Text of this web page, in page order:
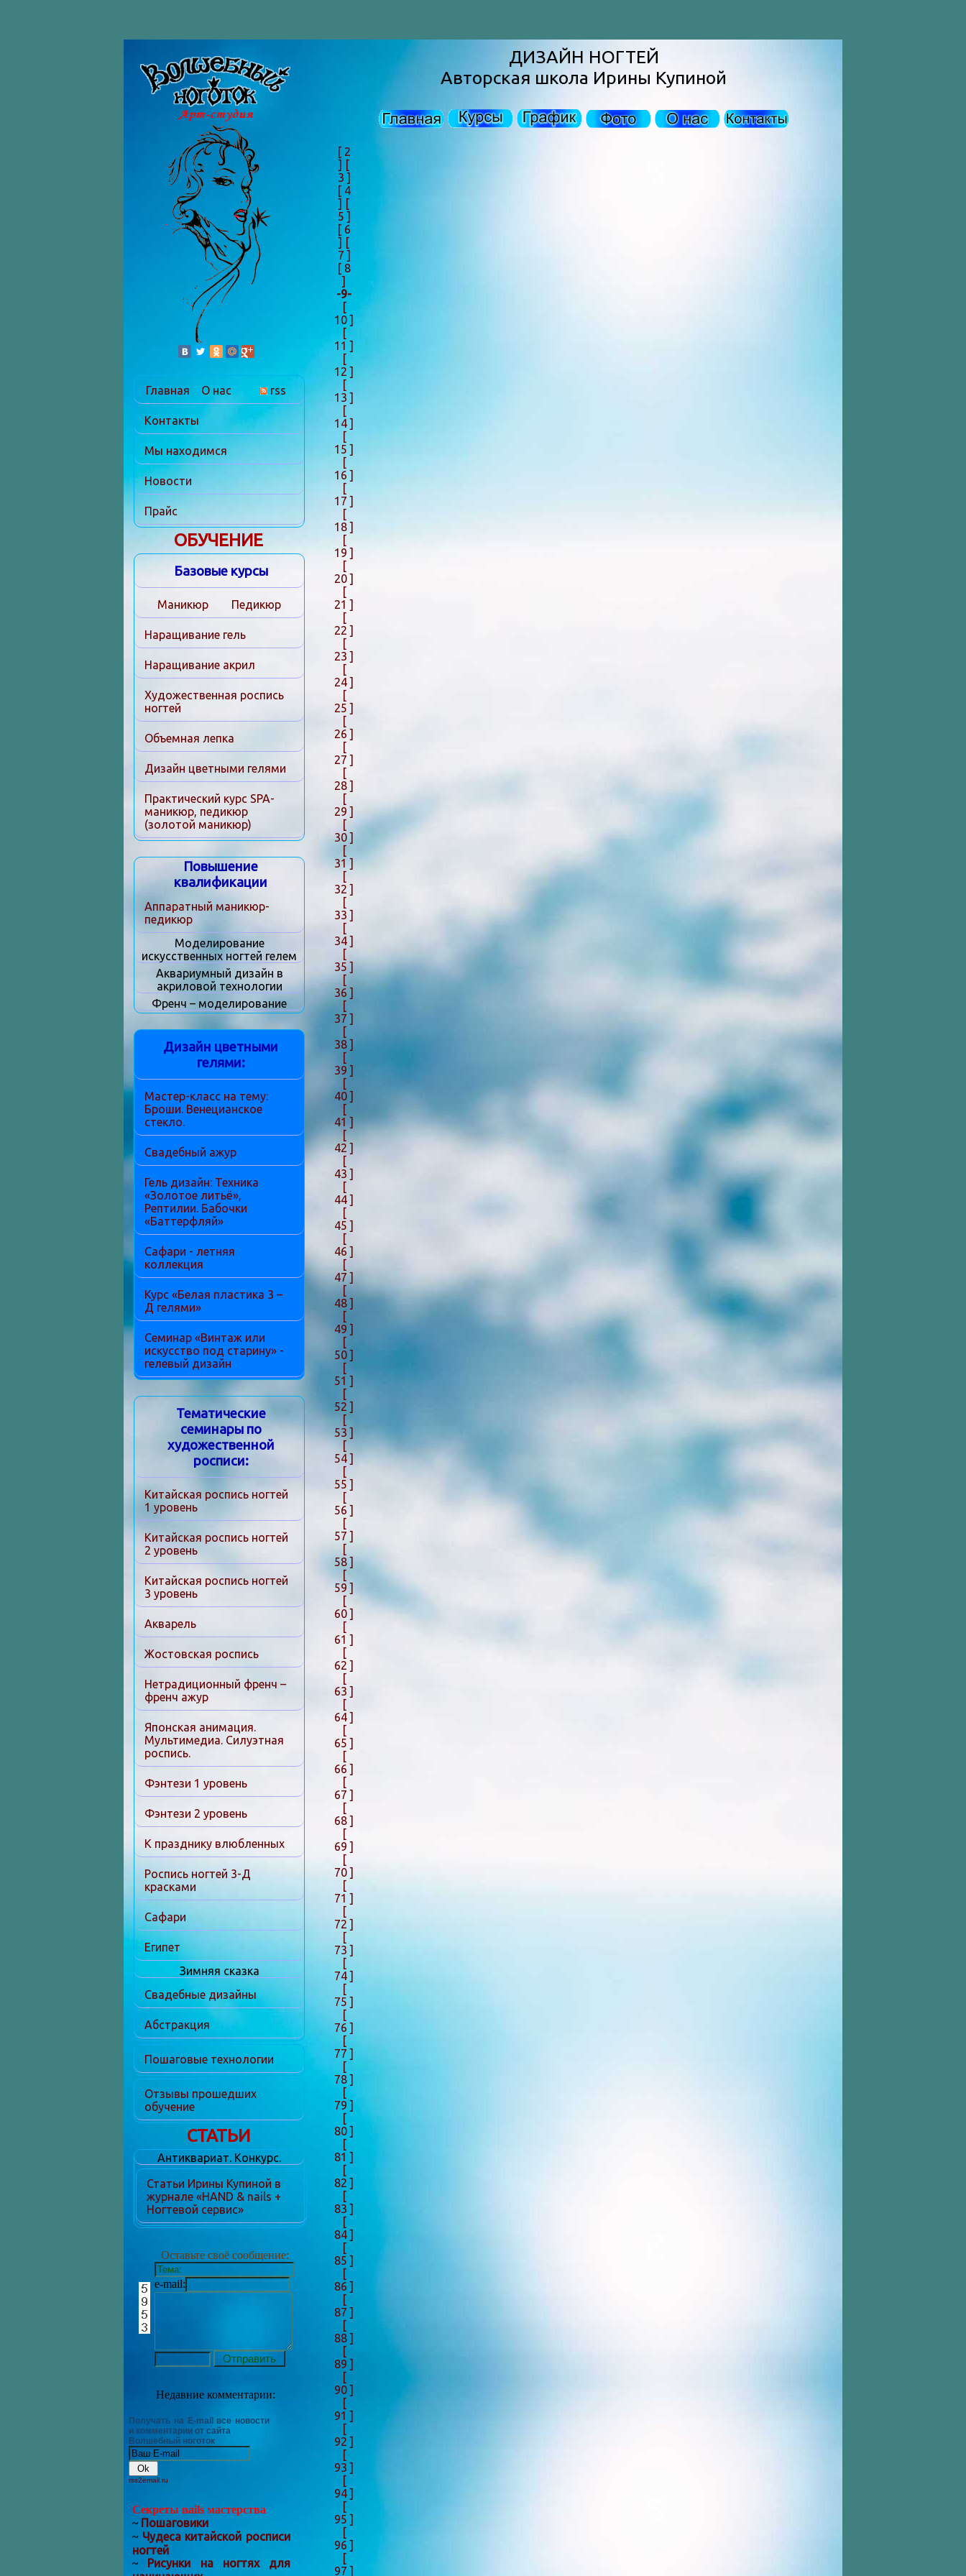
ДИЗАЙН НОГТЕЙ
Авторская школа Ирины Купиной
[ 2
] [
3 ]
[ 4
] [
5 ]
[ 6
] [
7 ]
[ 8
]
-9-
[
10 ]
[
11 ]
[
12 ]
[
13 ]
[
14 ]
[
15 ]
[
16 ]
[
17 ]
[
18 ]
[
19 ]
[
20 ]
[
21 ]
[
22 ]
[
23 ]
[
24 ]
[
25 ]
[
26 ]
[
27 ]
[
28 ]
[
29 ]
[
30 ]
[
31 ]
[
32 ]
[
33 ]
[
34 ]
[
35 ]
[
36 ]
[
37 ]
[
38 ]
[
39 ]
[
40 ]
[
41 ]
[
42 ]
[
43 ]
[
44 ]
[
45 ]
[
46 ]
[
47 ]
[
48 ]
[
49 ]
[
50 ]
[
51 ]
[
52 ]
[
53 ]
[
54 ]
[
55 ]
[
56 ]
[
57 ]
[
58 ]
[
59 ]
[
60 ]
[
61 ]
[
62 ]
[
63 ]
[
64 ]
[
65 ]
[
66 ]
[
67 ]
[
68 ]
[
69 ]
[
70 ]
[
71 ]
[
72 ]
[
73 ]
[
74 ]
[
75 ]
[
76 ]
[
77 ]
[
78 ]
[
79 ]
[
80 ]
[
81 ]
[
82 ]
[
83 ]
[
84 ]
[
85 ]
[
86 ]
[
87 ]
[
88 ]
[
89 ]
[
90 ]
[
91 ]
[
92 ]
[
93 ]
[
94 ]
[
95 ]
[
96 ]
[
97 ]
Главная О нас rss
Контакты
Мы находимся
Новости
Прайс
ОБУЧЕНИЕ
Базовые курсы
Маникюр Педикюр
Наращивание гель
Наращивание акрил
Художественная роспись
ногтей
Объемная лепка
Дизайн цветными гелями
Практический курс SPA-
маникюр, педикюр
(золотой маникюр)
Повышение
квалификации
Аппаратный маникюр-
педикюр
Моделирование
искусственных ногтей гелем
Аквариумный дизайн в
акриловой технологии
Френч – моделирование
Дизайн цветными
гелями:
Мастер-класс на тему:
Броши. Венецианское
стекло.
Свадебный ажур
Гель дизайн: Техника
«Золотое литьё»,
Рептилии. Бабочки
«Баттерфляй»
Сафари - летняя
коллекция
Курс «Белая пластика 3 –
Д гелями»
Семинар «Винтаж или
искусство под старину» -
гелевый дизайн
Тематические
семинары по
художественной
росписи:
Китайская роспись ногтей
1 уровень
Китайская роспись ногтей
2 уровень
Китайская роспись ногтей
3 уровень
Акварель
Жостовская роспись
Нетрадиционный френч –
френч ажур
Японская анимация.
Мультимедиа. Силуэтная
роспись.
Фэнтези 1 уровень
Фэнтези 2 уровень
К празднику влюбленных
Роспись ногтей 3-Д
красками
Сафари
Египет
Зимняя сказка
Свадебные дизайны
Абстракция
Пошаговые технологии
Отзывы прошедших
обучение
СТАТЬИ
Антиквариат. Конкурс.
Статьи Ирины Купиной в
журнале «HAND & nails +
Ногтевой сервис»
Оставьте своё сообщение:
e-mail:
Недавние комментарии:
Получать на E-mail все новости
и комментарии от сайта
Волшебный ноготок
rss2email.ru
Секреты nails мастерства
~ Пошаговики
~ Чудеса китайской росписи
ногтей
~ Рисунки на ногтях для